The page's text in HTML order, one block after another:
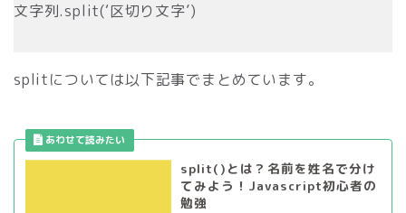
文字列.split(‘区切り文字’)
splitについては以下記事でまとめています。
split()とは？名前を姓名で分け
てみよう！Javascript初心者の
勉強